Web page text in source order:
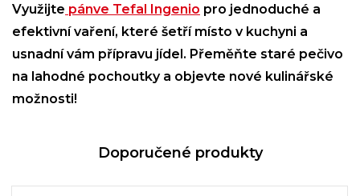
Využijte pánve Tefal Ingenio pro jednoduché a
efektivní vaření, které šetří místo v kuchyni a
usnadní vám přípravu jídel. Přeměňte staré pečivo
na lahodné pochoutky a objevte nové kulinářské
možnosti!
Doporučené produkty